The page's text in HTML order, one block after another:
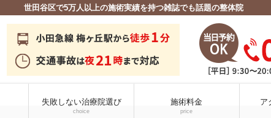
世田谷区で5万人以上の施術実績を持つ雑誌でも話題の整体院
失敗しない治療院選び
choice
施術料金
price
ア